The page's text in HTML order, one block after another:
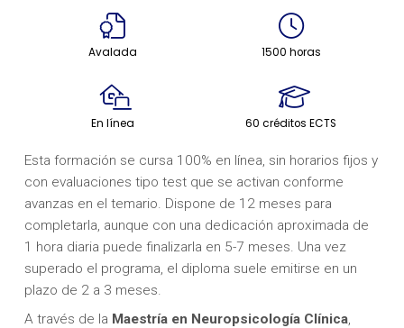
Avalada 1500 horas
En línea 60 créditos ECTS
Esta formación se cursa 100% en línea, sin horarios fijos y
con evaluaciones tipo test que se activan conforme
avanzas en el temario. Dispone de 12 meses para
completarla, aunque con una dedicación aproximada de
1 hora diaria puede finalizarla en 5-7 meses. Una vez
superado el programa, el diploma suele emitirse en un
plazo de 2 a 3 meses.
A través de la Maestría en Neuropsicología Clínica,